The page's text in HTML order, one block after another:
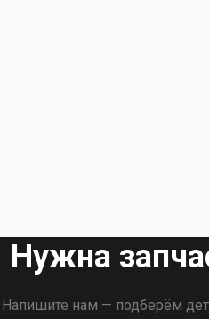
Нужна
Напишите нам — подберём